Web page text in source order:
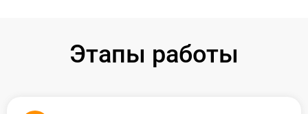
Этапы работы